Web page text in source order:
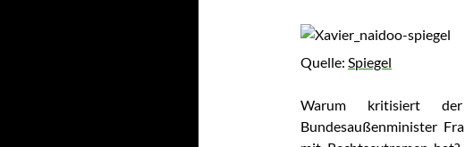
Quelle: Spiegel
Warum kritisiert
Bundesaußenminister